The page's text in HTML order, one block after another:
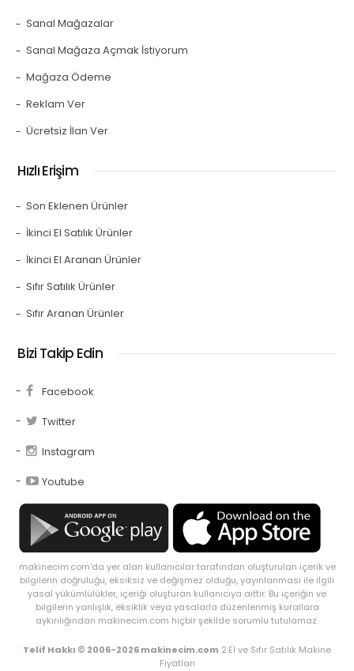
Sanal Mağazalar
Sanal Mağaza Açmak İstiyorum
Mağaza Ödeme
Reklam Ver
Ücretsiz İlan Ver
Hızlı Erişim
Son Eklenen Ürünler
İkinci El Satılık Ürünler
İkinci El Aranan Ürünler
Sıfır Satılık Ürünler
Sıfır Aranan Ürünler
Bizi Takip Edin
Facebook
Twitter
Instagram
Youtube
makinecim.com'da yer alan kullanıcılar tarafından oluşturulan içerik ve
bilgilerin doğruluğu, eksiksiz ve değişmez olduğu, yayınlanması ile ilgili
yasal yükümlülükler, içeriği oluşturan kullanıcıya aittir. Bu içeriğin ve
bilgilerin yanlışlık, eksiklik veya yasalarla düzenlenmiş kurallara
aykırılığından makinecim.com hiçbir şekilde sorumlu tutulamaz.
Telif Hakkı © 2006-2026 makinecim.com 2.El ve Sıfır Satılık Makine
Fiyatları